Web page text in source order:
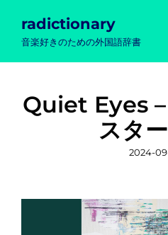
radictionary
音楽好きのための外国語辞書
Quiet Eyes
スタ
投
2024-